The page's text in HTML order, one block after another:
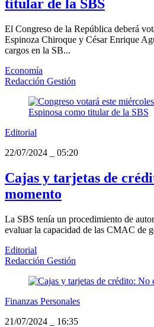
titular de la SBS
El Congreso de la República deberá
Espinoza Chiroque y César Enrique
cargos en la SB...
Economía
Redacción Gestión
Editorial
22/07/2024
05:20
Cajas y tarjetas de
momento
La SBS tenía un procedimiento de
evaluar la capacidad de las CMAC de
Editorial
Redacción Gestión
Finanzas Personales
21/07/2024
16:35